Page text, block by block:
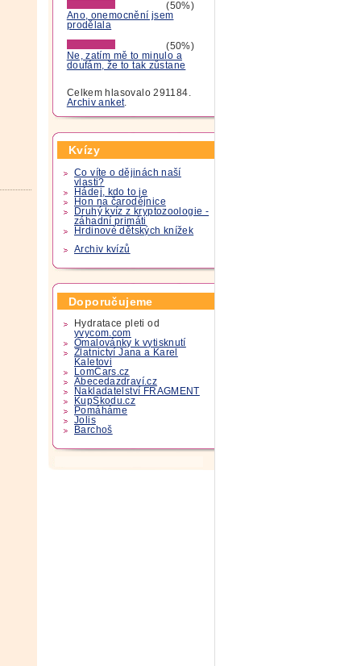
(50%)
Ano, onemocnění jsem
prodělala
(50%)
Ne, zatím mě to minulo a
doufám, že to tak zůstane
Celkem hlasovalo 291184.
Archiv anket.
Kvízy
Co víte o dějinách naší
vlasti?
Hádej, kdo to je
Hon na čarodějnice
Druhý kvíz z kryptozoologie -
záhadní primáti
Hrdinové dětských knížek
Archiv kvízů
Doporučujeme
Hydratace pleti od
yvycom.com
Omalovánky k vytisknutí
Zlatnictví Jana a Karel
Kaletovi
LomCars.cz
Abecedazdraví.cz
Nakladatelství FRAGMENT
KupSkodu.cz
Pomáháme
Jolis
Barchoš